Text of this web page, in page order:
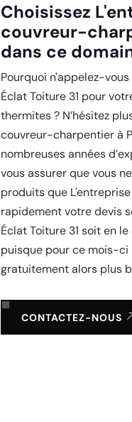
Choisissez
couvreur-
dans ce
Pourquoi n'appelez-
Éclat Toiture 31 pour
thermites ? N’hésitez
couvreur-charpentier à
nombreuses années
vous assurer que vous
produits que
rapidement votre devis
Éclat Toiture 31 soit en
puisque pour ce mois-ci
gratuitement alors plus
CONTACTEZ-NOUS